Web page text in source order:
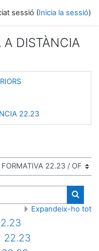
sessió (Inicia la sessió)
A DISTÀNCIA
22.23
Cerca
Expandeix-ho tot
22.23